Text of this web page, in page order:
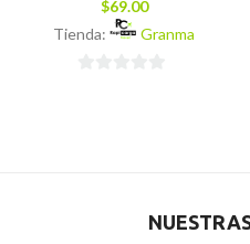
$69.00
Tienda:
Granma